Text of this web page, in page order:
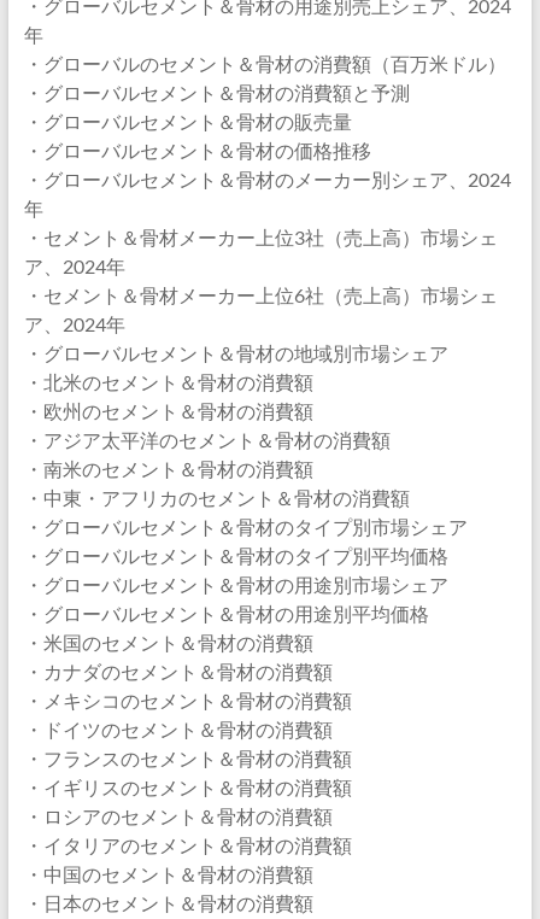
・グローバルセメント＆骨材の用途別売上シェア、2024
年
・グローバルのセメント＆骨材の消費額（百万米ドル）
・グローバルセメント＆骨材の消費額と予測
・グローバルセメント＆骨材の販売量
・グローバルセメント＆骨材の価格推移
・グローバルセメント＆骨材のメーカー別シェア、2024
年
・セメント＆骨材メーカー上位3社（売上高）市場シェ
ア、2024年
・セメント＆骨材メーカー上位6社（売上高）市場シェ
ア、2024年
・グローバルセメント＆骨材の地域別市場シェア
・北米のセメント＆骨材の消費額
・欧州のセメント＆骨材の消費額
・アジア太平洋のセメント＆骨材の消費額
・南米のセメント＆骨材の消費額
・中東・アフリカのセメント＆骨材の消費額
・グローバルセメント＆骨材のタイプ別市場シェア
・グローバルセメント＆骨材のタイプ別平均価格
・グローバルセメント＆骨材の用途別市場シェア
・グローバルセメント＆骨材の用途別平均価格
・米国のセメント＆骨材の消費額
・カナダのセメント＆骨材の消費額
・メキシコのセメント＆骨材の消費額
・ドイツのセメント＆骨材の消費額
・フランスのセメント＆骨材の消費額
・イギリスのセメント＆骨材の消費額
・ロシアのセメント＆骨材の消費額
・イタリアのセメント＆骨材の消費額
・中国のセメント＆骨材の消費額
・日本のセメント＆骨材の消費額